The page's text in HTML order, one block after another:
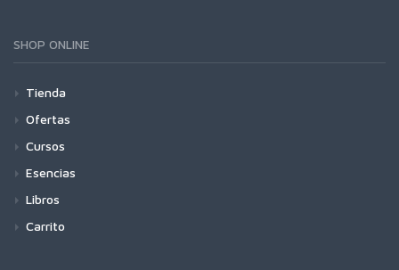
SHOP ONLINE
Tienda
Ofertas
Cursos
Esencias
Libros
Carrito